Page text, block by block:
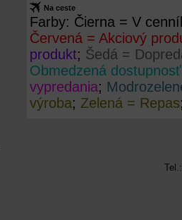
Na ceste
Farby: Čierna = V
Červená = Akciový
produkt; Šedá =
Obmedzená dostupnosť
vypredania;
výroba; Zelená = Repas